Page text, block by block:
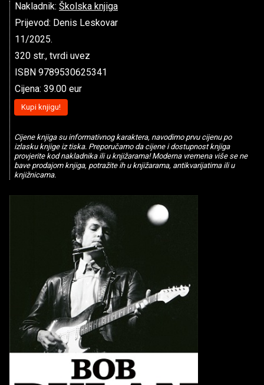
Nakladnik: Školska knjiga
Prijevod: Denis Leskovar
11/2025.
320 str., tvrdi uvez
ISBN 9789530625341
Cijena: 39.00 eur
Kupi knjigu!
Cijene knjiga su informativnog karaktera, navodimo prvu cijenu po
izlasku knjige iz tiska. Preporučamo da cijene i dostupnost knjiga
provjerite kod nakladnika ili u knjižarama! Moderna vremena više se ne
bave prodajom knjiga, potražite ih u knjižarama, antikvarijatima ili u
knjižnicama.